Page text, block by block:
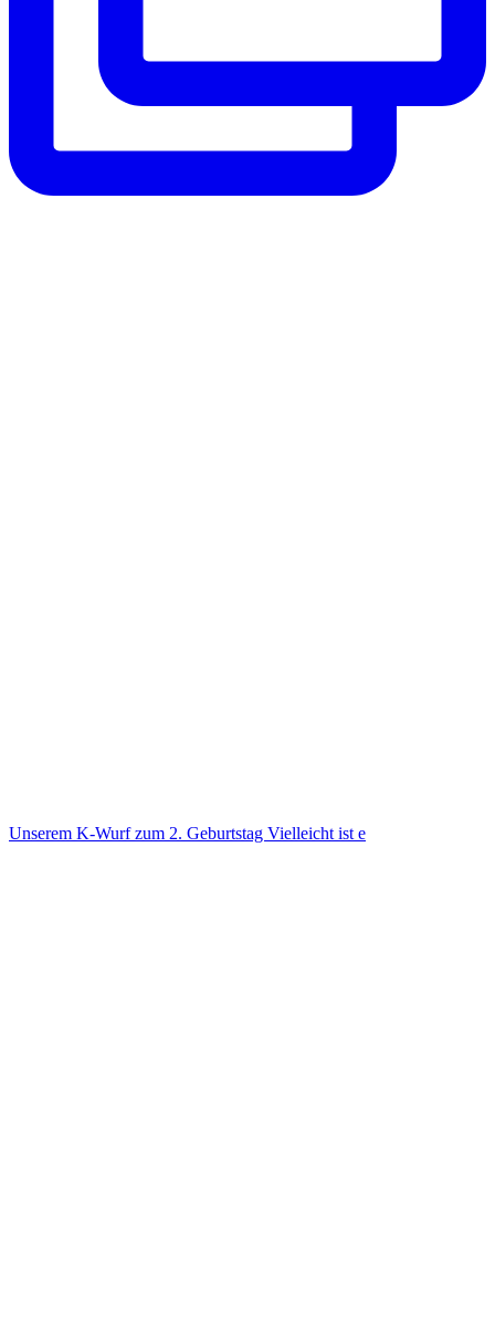
Unse­rem K-Wurf zum 2. Geburts­tag Viel­leicht ist e